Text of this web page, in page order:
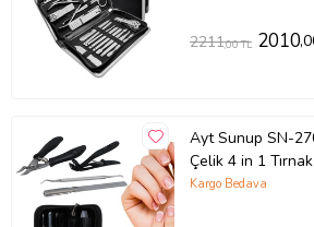
2211,00 TL 2010
Ayt Sunup SN-
Çelik 4 in 1
Bakım Seti
Kargo Bedava